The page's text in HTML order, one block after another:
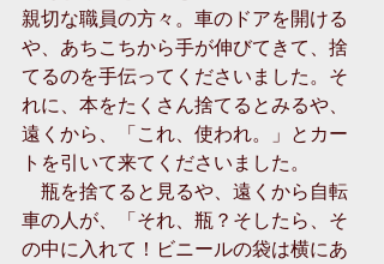
親切な職員の方々。車のドアを開ける
や、あちこちから手が伸びてきて、捨
てるのを手伝ってくださいました。そ
れに、本をたくさん捨てるとみるや、
遠くから、「これ、使われ。」とカー
トを引いて来てくださいました。
瓶を捨てると見るや、遠くから自転
車の人が、「それ、瓶？そしたら、そ
の中に入れて！ビニールの袋は横にあ